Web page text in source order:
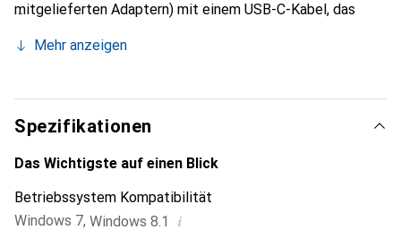
mitgelieferten Adaptern) mit einem USB-C-Kabel, das
USB-C-Dock bietet einen Ladestrom von 60 W und fünf
dem einfachen Einrichten von zwei Monitoren ist das Dock
ideal für den Einsatz in Büro-Workstations geeignet.
Mehr anzeigen
Spezifikationen
Das Wichtigste auf einen Blick
Betriebssystem Kompatibilität
Windows 7, Windows 8.1 i